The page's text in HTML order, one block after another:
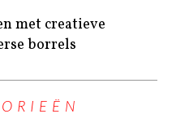
met creatieve
borrels